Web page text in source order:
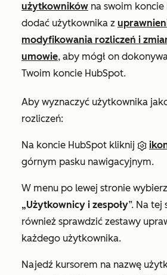
użytkowników na swoim
dodać użytkownika z
modyfikowania rozliczeń i
umowie, aby mógł on
Twoim koncie HubSpot.
Aby wyznaczyć użytkownika
rozliczeń:
Na koncie HubSpot kliknij
górnym pasku nawigacyjnym.
W menu po lewej stronie
„Użytkownicy i zespoły”. Na
również sprawdzić zestawy
każdego użytkownika.
Najedź kursorem na nazwę